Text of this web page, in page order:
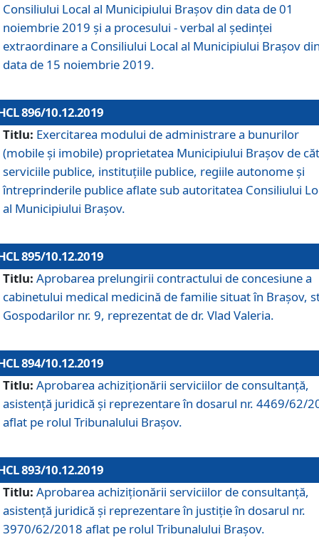
Consiliului Local al Municipiului Brașov din data de 01
noiembrie 2019 și a procesului - verbal al ședinței
extraordinare a Consiliului Local al Municipiului Brașov
data de 15 noiembrie 2019.
896/10.12.2019
Titlu: Exercitarea modului de administrare a bunurilor
(mobile și imobile) proprietatea Municipiului Brașov de
serviciile publice, instituțiile publice, regiile autonome și
întreprinderile publice aflate sub autoritatea Consiliului
al Municipiului Brașov.
895/10.12.2019
Titlu: Aprobarea prelungirii contractului de concesiune a
cabinetului medical medicină de familie situat în Braşov,
Gospodarilor nr. 9, reprezentat de dr. Vlad Valeria.
894/10.12.2019
Titlu: Aprobarea achiziţionării serviciilor de consultanţă,
asistenţă juridică şi reprezentare în dosarul nr. 4469/62/
aflat pe rolul Tribunalului Braşov.
893/10.12.2019
Titlu: Aprobarea achiziţionării serviciilor de consultanţă,
asistenţă juridică şi reprezentare în justiţie în dosarul nr.
3970/62/2018 aflat pe rolul Tribunalului Braşov.